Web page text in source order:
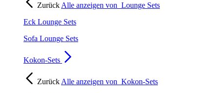
Zurück Alle anzeigen von Lounge Sets
Eck Lounge Sets
Sofa Lounge Sets
Kokon-Sets
Zurück Alle anzeigen von Kokon-Sets